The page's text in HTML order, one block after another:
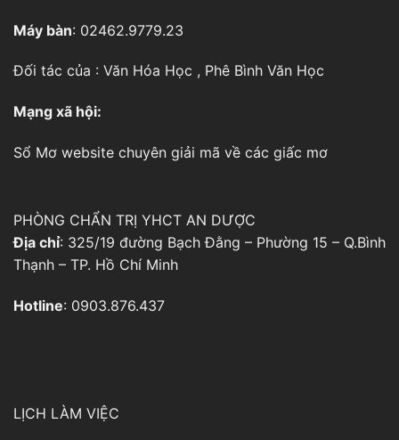
Máy bàn: 02462.9779.23
Đối tác của : Văn Hóa Học , Phê Bình Văn Học
Mạng xã hội:
Sổ Mơ website chuyên giải mã về các giấc mơ
PHÒNG CHẨN TRỊ YHCT AN DƯỢC
Địa chỉ: 325/19 đường Bạch Đằng – Phường 15 – Q.Bình
Thạnh – TP. Hồ Chí Minh
Hotline: 0903.876.437
LỊCH LÀM VIỆC